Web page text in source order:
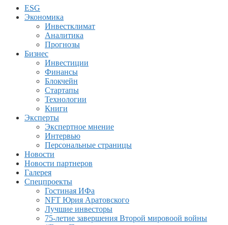
ESG
Экономика
Инвестклимат
Аналитика
Прогнозы
Бизнес
Инвестиции
Финансы
Блокчейн
Стартапы
Технологии
Книги
Эксперты
Экспертное мнение
Интервью
Персональные страницы
Новости
Новости партнеров
Галерея
Спецпроекты
Гостиная ИФа
NFT Юрия Аратовского
Лучшие инвесторы
75-летие завершения Второй мировоой войны